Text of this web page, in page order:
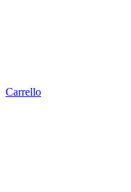
Carrello